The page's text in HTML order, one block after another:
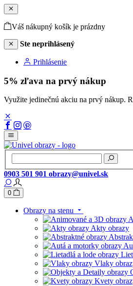
Váš nákupný košík je prázdny
Ste neprihlásený
Prihlásenie
5% zľava na prvý nákup
Využite jedinečnú akciu na prvý nákup.
0903 501 901 obrazy@univel.sk
0
Obrazy na stenu
Akty obrazy
Vlaky
Kvety